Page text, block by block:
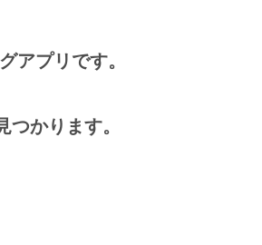
アプリです。
かります。